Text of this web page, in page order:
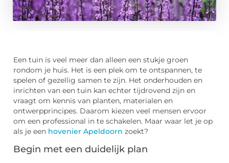
Een tuin is veel meer dan alleen een stukje groen
rondom je huis. Het is een plek om te ontspannen, te
spelen of gezellig samen te zijn. Het onderhouden en
inrichten van een tuin kan echter tijdrovend zijn en
vraagt om kennis van planten, materialen en
ontwerpprincipes. Daarom kiezen veel mensen ervoor
om een professional in te schakelen. Maar waar let je op
als je een hovenier Apeldoorn zoekt?
Begin met een duidelijk plan